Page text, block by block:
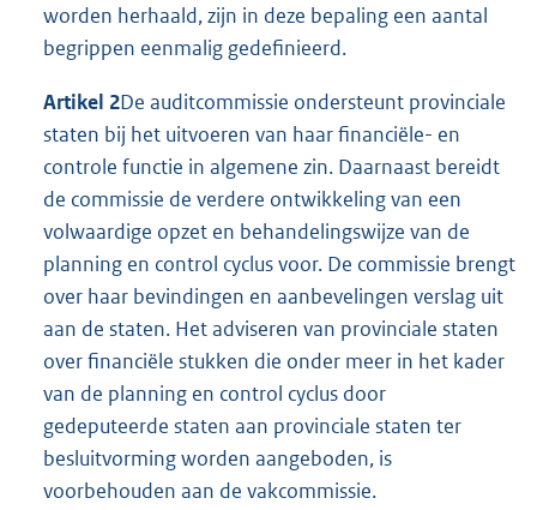
worden herhaald, zijn in deze bepaling een aantal
begrippen eenmalig gedefinieerd.
Artikel 2De auditcommissie ondersteunt provinciale
staten bij het uitvoeren van haar financiële- en
controle functie in algemene zin. Daarnaast bereidt
de commissie de verdere ontwikkeling van een
volwaardige opzet en behandelingswijze van de
planning en control cyclus voor. De commissie brengt
over haar bevindingen en aanbevelingen verslag uit
aan de staten. Het adviseren van provinciale staten
over financiële stukken die onder meer in het kader
van de planning en control cyclus door
gedeputeerde staten aan provinciale staten ter
besluitvorming worden aangeboden, is
voorbehouden aan de vakcommissie.